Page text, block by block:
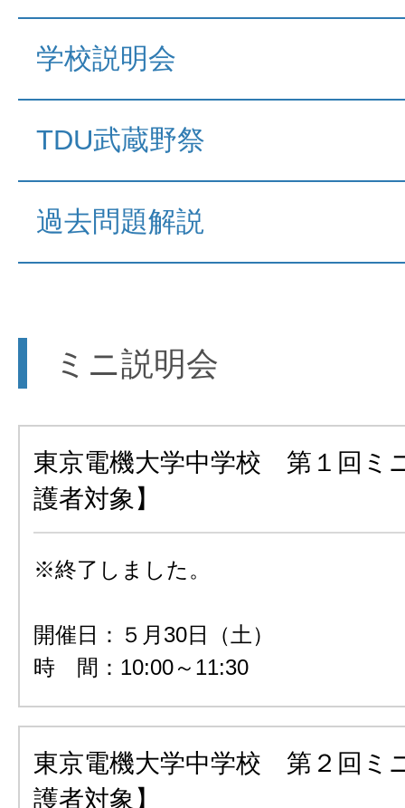
学校説明会
TDU武蔵野祭
過去問題解説
ミニ説明会
東京電機大学中学校 第１回ミ
護者対象】
※終了しました。
開催日：５月30日（土）
時 間：10:00～11:30
東京電機大学中学校 第２回ミ
護者対象】